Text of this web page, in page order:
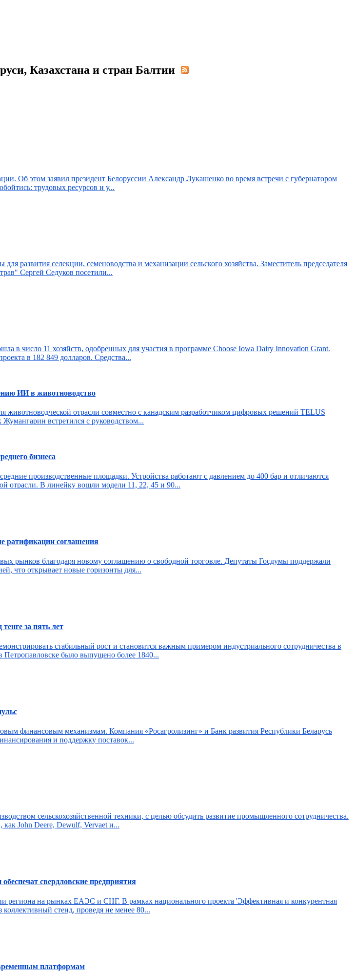
Казахстана и стран Балтии
Об этом заявил президент Белоруссии Александр Лукашенко во время встречи с губернатором
трудовых ресурсов и у...
развития селекции, семеноводства и механизации сельского хозяйства. Заместитель председателя
Сергей Седуков посетили...
в число 11 хозяйств, одобренных для участия в программе Choose Iowa Dairy Innovation Grant.
в 182 849 долларов. Средства...
ИИ в животноводство
животноводческой отрасли совместно с канадским разработчиком цифровых решений TELUS
встретился с руководством...
бизнеса
производственные площадки. Устройства работают с давлением до 400 бар и отличаются
отрасли. В линейку вошли модели 11, 22, 45 и 90...
ратификации соглашения
рынков благодаря новому соглашению о свободной торговле. Депутаты Госдумы поддержали
что открывает новые горизонты для...
за пять лет
стабильный рост и становится важным примером индустриального сотрудничества в
Петропавловске было выпущено более 1840...
финансовым механизмам. Компания «Росагролизинг» и Банк развития Республики Беларусь
и поддержку поставок...
сельскохозяйственной техники, с целью обсудить развитие промышленного сотрудничества.
John Deere, Dewulf, Vervaet и...
свердловские предприятия
региона на рынках ЕАЭС и СНГ. В рамках национального проекта 'Эффективная и конкурентная
стенд, проведя не менее 80...
платформам